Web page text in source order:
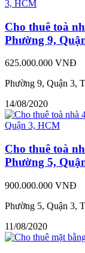
Cho thuê toà
Phường 9,
625.000.000 VNĐ
Phường 9, Quận 3,
14/08/2020
Cho thuê toà
Phường 5,
900.000.000 VNĐ
Phường 5, Quận 3,
11/08/2020